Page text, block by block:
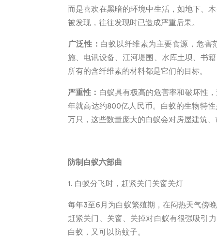
而是喜欢在黑暗的环境中生活，如地下、
被发现，往往发现时已造成严重后果。
广泛性 ： 白蚁以纤维素为主要食源，危害
施、电讯设备、江河堤围、水库土坝、书
所有的含纤维素的材料都是它们的目标。
严重性 ： 白蚁具有极高的危害率和破坏性
年就高达约800亿人民币。白蚁的生物特
万只，这些数量庞大的白蚁会对房屋建筑
防制白蚁六部曲
1. 白蚁分飞时，赶紧关门关窗关灯
每年3至6 月为白蚁繁殖期，在闷热天气傍
赶紧关门、关窗、关掉对白蚁有很强吸引
白蚁，又可以防蚊子。